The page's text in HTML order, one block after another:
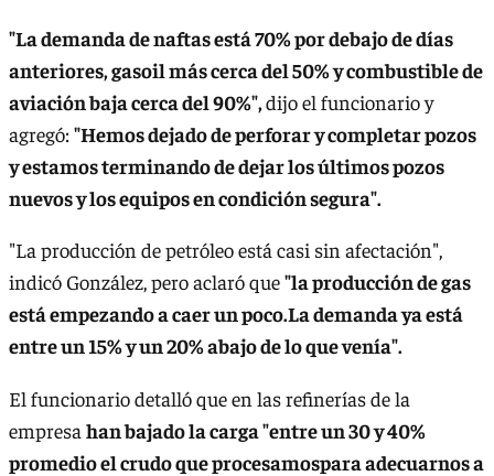
"La demanda de naftas está 70% por debajo de días
anteriores, gasoil más cerca del 50% y combustible de
aviación baja cerca del 90%",dijo el funcionario y
agregó:"Hemos dejado de perforar y completar pozos
y estamos terminando de dejar los últimos pozos
nuevos y los equipos en condición segura".
"La producción de petróleo está casi sin afectación",
indicó González, pero aclaró que"la producción de gas
está empezando a caer un poco.La demanda ya está
entre un 15% y un 20% abajo de lo que venía".
El funcionario detalló que en las refinerías de la
empresa han bajado la carga "entre un 30 y 40%
promedio el crudo que procesamospara adecuarnos a